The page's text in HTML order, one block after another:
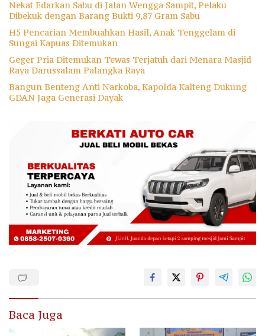
Nekat Edarkan Sabu di Jalan Wengga Sampit, Pelaku
Dibekuk dengan Barang Bukti 9,87 Gram Sabu
H5 Pencarian Membuahkan Hasil, Anak Tenggelam di
Sungai Kapuas Ditemukan
Geger Pria Ditemukan Tewas Terjatuh dari Menara Masjid
Raya Darussalam Palangka Raya
Bangun Benteng Anti Narkoba, Kapolda Kalteng Dukung
GDAN Jaga Generasi Dayak
Baca Juga